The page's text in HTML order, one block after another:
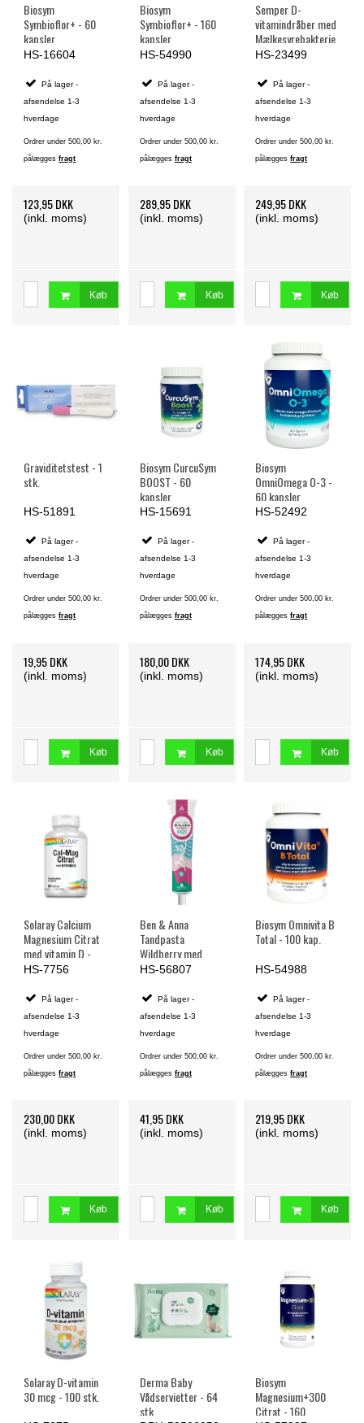
Biosym
Symbioflor+ - 60
kapsler
HS-16604
På lager -
afsendelse 1-3
hverdage
Ordrer under 500,00 kr.
pålæggesfragt
123,95 DKK
(inkl. moms)
Køb
Biosym
Symbioflor+ - 160
kapsler
HS-54990
På lager -
afsendelse 1-3
hverdage
Ordrer under 500,00 kr.
pålægges fragt
289,95 DKK
(inkl. moms)
Køb
Semper D-
vitamindråber med
Mælkesyrebakterie
r - 10 ml.
HS-23499
På lager -
afsendelse 1-3
hverdage
Ordrer under 500,00 kr.
pålæggesfragt
249,95 DKK
(inkl. moms)
Køb
Graviditetstest - 1
stk.
HS-51891
På lager -
afsendelse 1-3
hverdage
Ordrer under 500,00 kr.
pålæggesfragt
19,95 DKK
(inkl. moms)
Køb
Biosym CurcuSym
BOOST - 60
kapsler
HS-15691
På lager -
afsendelse 1-3
hverdage
Ordrer under 500,00 kr.
pålægges fragt
180,00 DKK
(inkl. moms)
Køb
Biosym
OmniOmega O-3 -
60 kapsler
HS-52492
På lager -
afsendelse 1-3
hverdage
Ordrer under 500,00 kr.
pålæggesfragt
174,95 DKK
(inkl. moms)
Køb
Solaray Calcium
Magnesium Citrat
med vitamin D -
180 kap.
HS-7756
På lager -
afsendelse 1-3
hverdage
Ordrer under 500,00 kr.
pålæggesfragt
230,00 DKK
(inkl. moms)
Køb
Ben & Anna
Tandpasta
Wildberry med
Fluoride - 75 ml.
HS-56807
På lager -
afsendelse 1-3
hverdage
Ordrer under 500,00 kr.
pålægges fragt
41,95 DKK
(inkl. moms)
Køb
Biosym Omnivita B
Total - 100 kap.
HS-54988
På lager -
afsendelse 1-3
hverdage
Ordrer under 500,00 kr.
pålæggesfragt
219,95 DKK
(inkl. moms)
Køb
Solaray D-vitamin
30 mcg - 100 stk.
Derma Baby
Vådservietter - 64
stk.
Biosym
Magnesium+300
Citrat - 160